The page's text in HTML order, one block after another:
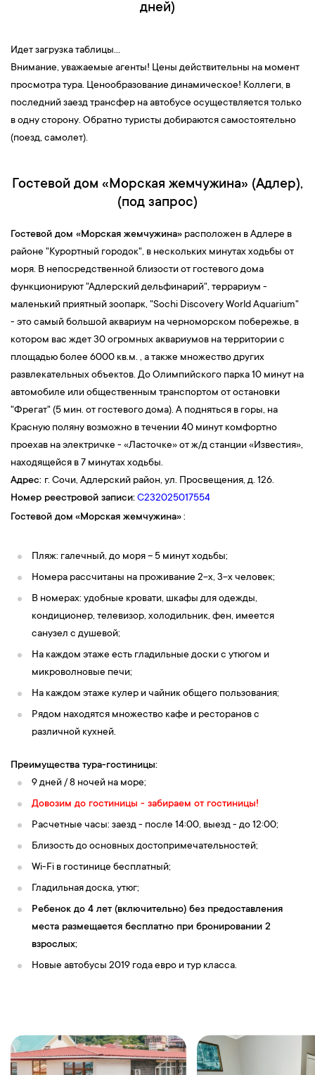
дней)
Идет загрузка таблицы...
Внимание, уважаемые агенты! Цены действительны на момент
просмотра тура. Ценообразование динамическое! Коллеги, в
последний заезд трансфер на автобусе осуществляется только
в одну сторону. Обратно туристы добираются самостоятельно
(поезд, самолет).
Гостевой дом «Морская жемчужина» (Адлер),
(под запрос)
Гостевой дом «Морская жемчужина» расположен в Адлере в
районе "Курортный городок", в нескольких минутах ходьбы от
моря. В непосредственной близости от гостевого дома
функционируют "Адлерский дельфинарий", террариум -
маленький приятный зоопарк, "Sochi Discovery World Aquarium"
- это самый большой аквариум на черноморском побережье, в
котором вас ждет 30 огромных аквариумов на территории с
площадью более 6000 кв.м. , а также множество других
развлекательных объектов. До Олимпийского парка 10 минут на
автомобиле или общественным транспортом от остановки
"Фрегат" (5 мин. от гостевого дома). А подняться в горы, на
Красную поляну возможно в течении 40 минут комфортно
проехав на электричке - «Ласточке» от ж/д станции «Известия»,
находящейся в 7 минутах ходьбы.
Адрес: г. Сочи, Адлерский район, ул. Просвещения, д. 126.
Номер реестровой записи:С232025017554
Гостевой дом «Морская жемчужина»:
Пляж: галечный, до моря – 5 минут ходьбы;
Номера рассчитаны на проживание 2-х, 3-х человек;
В номерах: удобные кровати, шкафы для одежды,
кондиционер, телевизор, холодильник, фен, имеется
санузел с душевой;
На каждом этаже есть гладильные доски с утюгом и
микроволновые печи;
На каждом этаже кулер и чайник общего пользования;
Рядом находятся множество кафе и ресторанов с
различной кухней.
Преимущества тура-гостиницы:
9 дней / 8 ночей на море;
Довозим до гостиницы - забираем от гостиницы!
Расчетные часы: заезд - после 14:00, выезд - до 12:00;
Близость до основных достопримечательностей;
Wi-Fi в гостинице бесплатный;
Гладильная доска, утюг;
Ребенок до 4 лет (включительно) без предоставления
места размещается бесплатно при бронировании 2
взрослых;
Новые автобусы 2019 года евро и тур класса.